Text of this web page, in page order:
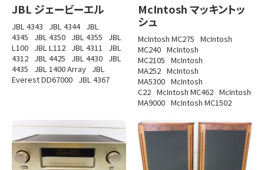
JBL ジェービーエル
JBL 4343 JBL 4344 JBL
4345
JBL 4350 JBL 4355
JBL
L100 JBL L112 JBL 4311
JBL
4312 JBL 4425 JBL 4430 JBL
4435
JBL 1400 Array JBL
Everest DD67000 JBL 4367
McIntosh マッキントッ
シュ
McIntosh MC275 McIntosh
MC240 McIntosh
MC2105 McIntosh
MA252 McIntosh
MA5300 McIntosh
C22 McIntosh MC462 McIntosh
MA9000 McIntosh MC1502